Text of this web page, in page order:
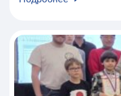
концертам. В
классов и солистов
Подготовка